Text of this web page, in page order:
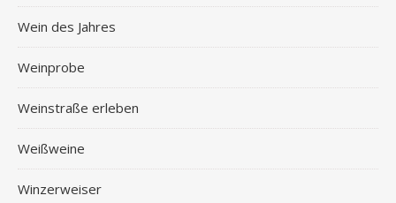
Wein des Jahres
Weinprobe
Weinstraße erleben
Weißweine
Winzerweiser